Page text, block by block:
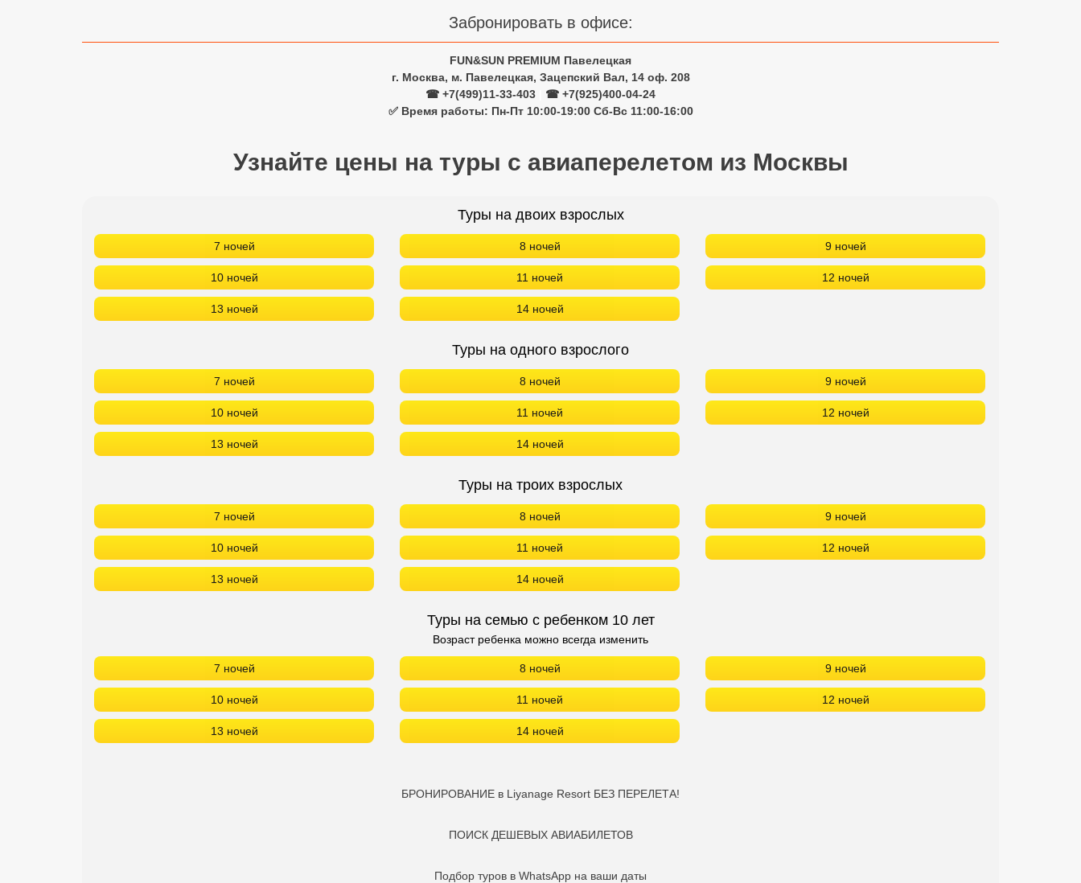
Забронировать в офисе:
FUN&SUN PREMIUM Павелецкая
г. Москва, м. Павелецкая, Зацепский Вал, 14 оф. 208
☎ +7(499)11-33-403
☎ +7(925)400-04-24
✅ Время работы: Пн-Пт 10:00-19:00 Сб-Вс 11:00-16:00
Узнайте цены на туры с авиаперелетом из Москвы
Туры на двоих взрослых
7 ночей 8 ночей 9 ночей
10 ночей 11 ночей 12 ночей
13 ночей 14 ночей
Туры на одного взрослого
7 ночей 8 ночей 9 ночей
10 ночей 11 ночей 12 ночей
13 ночей 14 ночей
Туры на троих взрослых
7 ночей 8 ночей 9 ночей
10 ночей 11 ночей 12 ночей
13 ночей 14 ночей
Туры на семью с ребенком 10 лет
Возраст ребенка можно всегда изменить
7 ночей 8 ночей 9 ночей
10 ночей 11 ночей 12 ночей
13 ночей 14 ночей
БРОНИРОВАНИЕ в Liyanage Resort БЕЗ ПЕРЕЛЕТА!
ПОИСК ДЕШЕВЫХ АВИАБИЛЕТОВ
Подбор туров в WhatsApp на ваши даты
Сетевые отели Шри Ланки
Сетевые отели Бали
Сетевые отели Сейшел
Сетевые отели Маврикия